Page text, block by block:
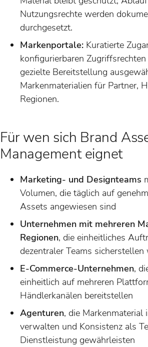
Nutzungsrechte werden
durchgesetzt.
Markenportale: Kuratierte
konfigurierbaren
gezielte Bereitstellung
Markenmaterialien für Partner,
Regionen.
Für wen sich Brand
Management eignet
Marketing- und Designteams
Volumen, die täglich auf
Assets angewiesen sind
Unternehmen mit mehreren
Regionen, die einheitliches
dezentraler Teams
E-Commerce-Unternehmen,
einheitlich auf mehreren
Händlerkanälen bereitstellen
Agenturen, die Markenmaterial
verwalten und Konsistenz als
Dienstleistung gewährleisten